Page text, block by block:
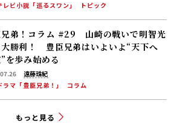
レビ小説「巡るスワン」
トピック
兄弟！コラム #29 山崎の戦いで明智光
勝利！ 豊臣兄弟はいよいよ“天下へ
を歩み始める
遠藤珠紀
ラマ「豊臣兄弟！」
コラム
もっと見る